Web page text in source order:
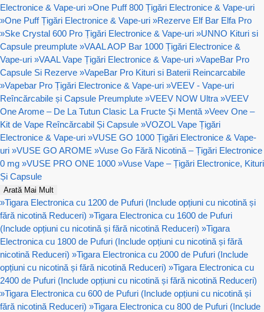
Electronice & Vape-uri »One Puff 800 Țigări Electronice & Vape-uri
»One Puff Țigări Electronice & Vape-uri »Rezerve Elf Bar Elfa Pro
»Ske Crystal 600 Pro Țigări Electronice & Vape-uri »UNNO Kituri si
Capsule preumplute »VAAL AOP Bar 1000 Țigări Electronice &
Vape-uri »VAAL Vape Țigări Electronice & Vape-uri »VapeBar Pro
Capsule Si Rezerve »VapeBar Pro Kituri si Baterii Reincarcabile
»Vapebar Pro Țigări Electronice & Vape-uri »VEEV - Vape-uri
Reîncărcabile și Capsule Preumplute »VEEV NOW Ultra »VEEV
One Arome – De La Tutun Clasic La Fructe Și Mentă »Veev One –
Kit de Vape Reîncărcabil Și Capsule »VOZOL Vape Țigări
Electronice & Vape-uri »VUSE GO 1000 Țigări Electronice & Vape-
uri »VUSE GO AROME »Vuse Go Fără Nicotină – Țigări Electronice
0 mg »VUSE PRO ONE 1000 »Vuse Vape – Țigări Electronice, Kituri
Și Capsule
Arată Mai Mult
»Tigara Electronica cu 1200 de Pufuri (Include opțiuni cu nicotină și
fără nicotină Reduceri) »Tigara Electronica cu 1600 de Pufuri
(Include opțiuni cu nicotină și fără nicotină Reduceri) »Tigara
Electronica cu 1800 de Pufuri (Include opțiuni cu nicotină și fără
nicotină Reduceri) »Tigara Electronica cu 2000 de Pufuri (Include
opțiuni cu nicotină și fără nicotină Reduceri) »Tigara Electronica cu
2400 de Pufuri (Include opțiuni cu nicotină și fără nicotină Reduceri)
»Tigara Electronica cu 600 de Pufuri (Include opțiuni cu nicotină și
fără nicotină Reduceri) »Tigara Electronica cu 800 de Pufuri (Include